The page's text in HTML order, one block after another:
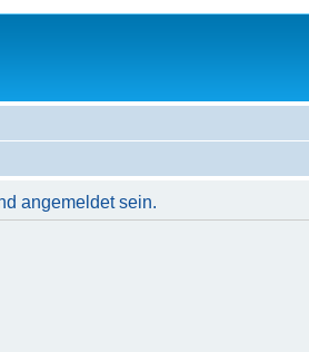
angemeldet sein.